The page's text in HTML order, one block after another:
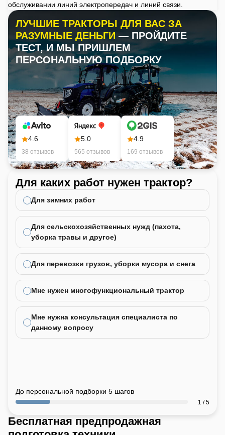
обслуживании линий электропередач и линий связи.
ЛУЧШИЕ ТРАКТОРЫ ДЛЯ ВАС ЗА
РАЗУМНЫЕ ДЕНЬГИ — ПРОЙДИТЕ
ТЕСТ, И МЫ ПРИШЛЕМ
ПЕРСОНАЛЬНУЮ ПОДБОРКУ
4.6
38 отзывов
5.0
565 отзывов
4.9
169 отзывов
Для каких работ нужен трактор?
Для зимних работ
Для сельскохозяйственных нужд (пахота,
уборка травы и другое)
Для перевозки грузов, уборки мусора и снега
Мне нужен многофункциональный трактор
Мне нужна консультация специалиста по
данному вопросу
До персональной подборки 5 шагов
1 / 5
Бесплатная предпродажная